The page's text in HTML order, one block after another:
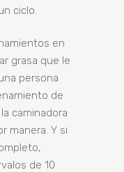
ciclo.
en
grasa que le
persona
de
caminadora
manera. Y si
de 10